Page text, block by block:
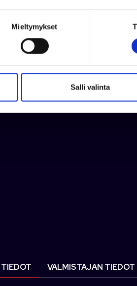
Mieltymykset
Salli valinta
VALMISTAJAN TIEDOT